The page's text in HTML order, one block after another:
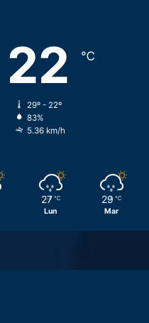
22 ℃
29º - 22º
83%
5.36 km/h
27 ℃
Lun
29 ℃
Mar